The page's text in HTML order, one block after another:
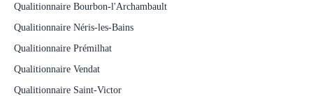
Qualitionnaire Bourbon-l'Archambault
Qualitionnaire Néris-les-Bains
Qualitionnaire Prémilhat
Qualitionnaire Vendat
Qualitionnaire Saint-Victor